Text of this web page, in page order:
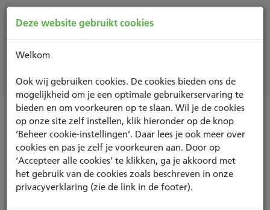
Nieuws
Nieuwsoverzicht
Amsterdamse cultuursector
omarmt BREEAM-NL
Deze website gebruikt cookies
Welkom
Ook wij gebruiken cookies. De cookies bieden ons de
mogelijkheid om je een optimale gebruikerservaring te
bieden en om voorkeuren op te slaan. Wil je de cookies
op onze site zelf instellen, klik hieronder op de knop
‘Beheer cookie-instellingen’. Daar lees je ook meer over
cookies en pas je zelf je voorkeuren aan. Door op
‘Accepteer alle cookies’ te klikken, ga je akkoord met
het gebruik van de cookies zoals beschreven in onze
privacyverklaring (zie de link in de footer).